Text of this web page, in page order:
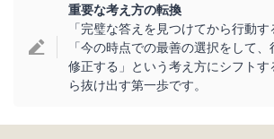
重要な考え方の転換
「完璧な答えを見つけてから行動す
「今の時点での最善の選択をして
修正する」という考え方にシフト
ら抜け出す第一歩です。